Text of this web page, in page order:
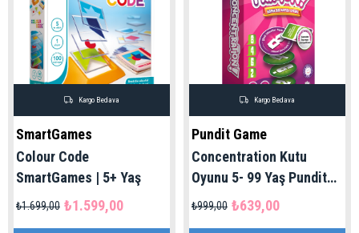
SmartGames
Colour Code
SmartGames | 5+ Yaş
₺1.599,00
₺1.699,00
Kargo Bedava
Pundit Game
Concentration Kutu
Oyunu 5- 99 Yaş Pundit
Game ₺639,00
₺999,00
Kargo Bedava